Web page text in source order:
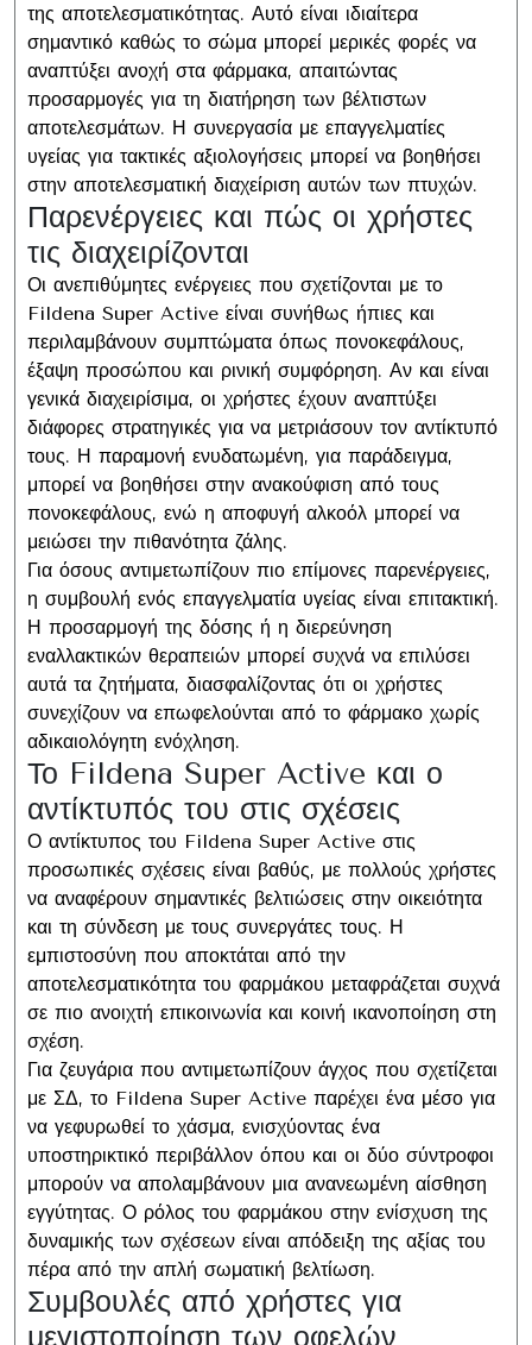
της αποτελεσματικότητας. Αυτό είναι ιδιαίτερα
σημαντικό καθώς το σώμα μπορεί μερικές φορές να
αναπτύξει ανοχή στα φάρμακα, απαιτώντας
προσαρμογές για τη διατήρηση των βέλτιστων
αποτελεσμάτων. Η συνεργασία με επαγγελματίες
υγείας για τακτικές αξιολογήσεις μπορεί να βοηθήσει
στην αποτελεσματική διαχείριση αυτών των πτυχών.
Παρενέργειες και πώς οι χρήστες
τις διαχειρίζονται
Οι ανεπιθύμητες ενέργειες που σχετίζονται με το
Fildena Super Active είναι συνήθως ήπιες και
περιλαμβάνουν συμπτώματα όπως πονοκεφάλους,
έξαψη προσώπου και ρινική συμφόρηση. Αν και είναι
γενικά διαχειρίσιμα, οι χρήστες έχουν αναπτύξει
διάφορες στρατηγικές για να μετριάσουν τον αντίκτυπό
τους. Η παραμονή ενυδατωμένη, για παράδειγμα,
μπορεί να βοηθήσει στην ανακούφιση από τους
πονοκεφάλους, ενώ η αποφυγή αλκοόλ μπορεί να
μειώσει την πιθανότητα ζάλης.
Για όσους αντιμετωπίζουν πιο επίμονες παρενέργειες,
η συμβουλή ενός επαγγελματία υγείας είναι επιτακτική.
Η προσαρμογή της δόσης ή η διερεύνηση
εναλλακτικών θεραπειών μπορεί συχνά να επιλύσει
αυτά τα ζητήματα, διασφαλίζοντας ότι οι χρήστες
συνεχίζουν να επωφελούνται από το φάρμακο χωρίς
αδικαιολόγητη ενόχληση.
Το Fildena Super Active και ο
αντίκτυπός του στις σχέσεις
Ο αντίκτυπος του Fildena Super Active στις
προσωπικές σχέσεις είναι βαθύς, με πολλούς χρήστες
να αναφέρουν σημαντικές βελτιώσεις στην οικειότητα
και τη σύνδεση με τους συνεργάτες τους. Η
εμπιστοσύνη που αποκτάται από την
αποτελεσματικότητα του φαρμάκου μεταφράζεται συχνά
σε πιο ανοιχτή επικοινωνία και κοινή ικανοποίηση στη
σχέση.
Για ζευγάρια που αντιμετωπίζουν άγχος που σχετίζεται
με ΣΔ, το Fildena Super Active παρέχει ένα μέσο για
να γεφυρωθεί το χάσμα, ενισχύοντας ένα
υποστηρικτικό περιβάλλον όπου και οι δύο σύντροφοι
μπορούν να απολαμβάνουν μια ανανεωμένη αίσθηση
εγγύτητας. Ο ρόλος του φαρμάκου στην ενίσχυση της
δυναμικής των σχέσεων είναι απόδειξη της αξίας του
πέρα ​​από την απλή σωματική βελτίωση.
Συμβουλές από χρήστες για
μεγιστοποίηση των οφελών